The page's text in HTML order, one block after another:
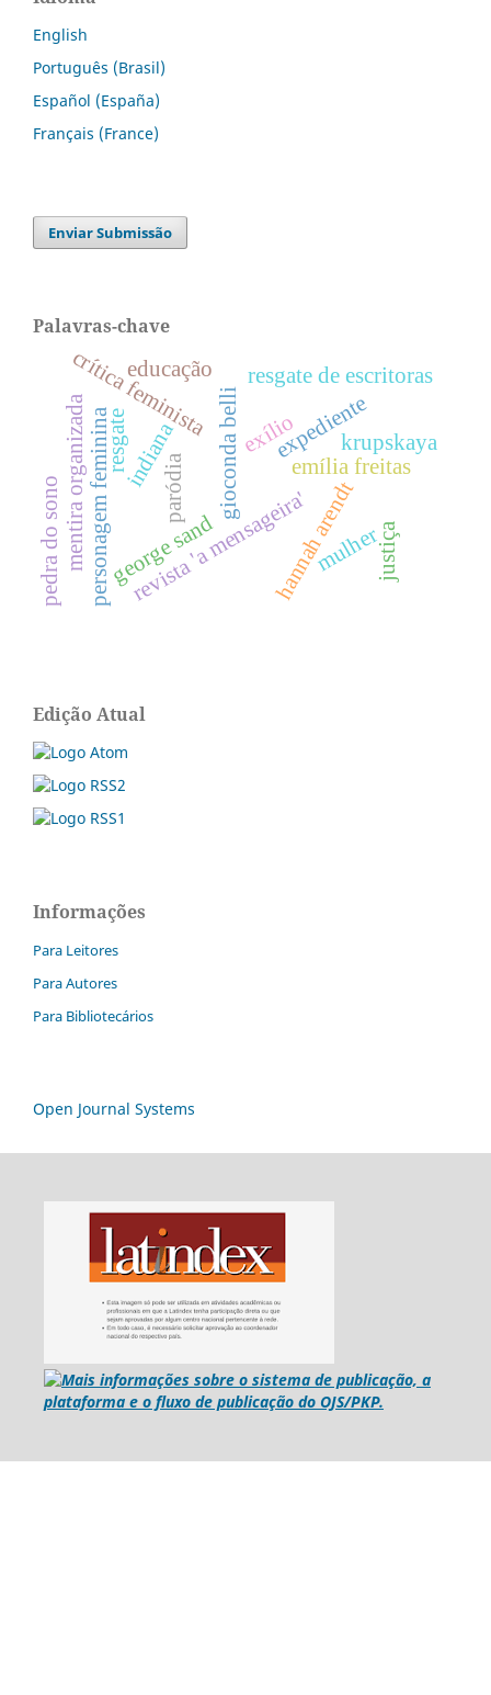
English
Português (Brasil)
Español (España)
Français (France)
Enviar Submissão
Palavras-chave
expediente
gioconda belli
hannah arendt
george sand
indiana
crítica feminista
personagem feminina emília freitas
educação
mulher
revista 'a mensageira'
resgate de escritoras
krupskaya
mentira organizada resgate
justiça
paródia
exílio
pedra do sono
Edição Atual
Informações
Para Leitores
Para Autores
Para Bibliotecários
Open Journal Systems